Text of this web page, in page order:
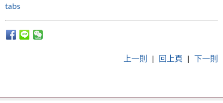
tabs
上一則 | 回上頁 | 下一則